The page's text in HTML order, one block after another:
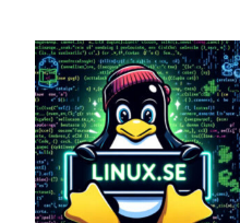
innehåll